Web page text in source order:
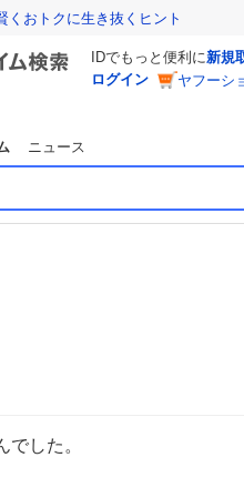
おトクに生き抜くヒント
IDでもっと便利に新規
ログイン
ヤフーシ
ニュース
した。